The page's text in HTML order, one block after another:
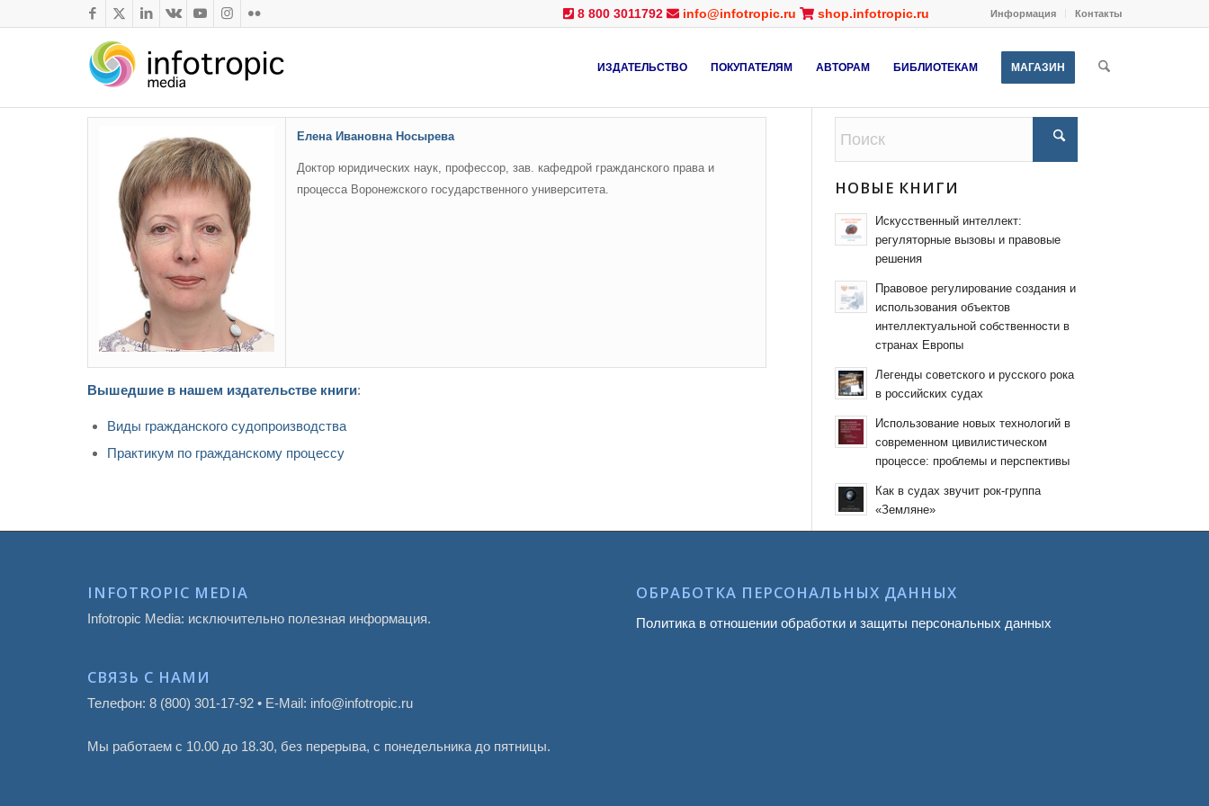
Информация Контакты
8 800 3011792 info@infotropic.ru shop.infotropic.ru
ИЗДАТЕЛЬСТВО ПОКУПАТЕЛЯМ АВТОРАМ БИБЛИОТЕКАМ МАГАЗИН
Елена Ивановна Носырева
Доктор юридических наук, профессор, зав. кафедрой гражданского права и
процесса Воронежского государственного университета.
Вышедшие в нашем издательстве книги:
Виды гражданского судопроизводства
Практикум по гражданскому процессу
НОВЫЕ КНИГИ
Искусственный интеллект:
регуляторные вызовы и правовые
решения
Правовое регулирование создания и
использования объектов
интеллектуальной собственности в
странах Европы
Легенды советского и русского рока
в российских судах
Использование новых технологий в
современном цивилистическом
процессе: проблемы и перспективы
Как в судах звучит рок-группа
«Земляне»
INFOTROPIC MEDIA
Infotropic Media: исключительно полезная информация.
СВЯЗЬ С НАМИ
Телефон: 8 (800) 301-17-92 • E-Mail: info@infotropic.ru
Мы работаем с 10.00 до 18.30, без перерыва, с понедельника до пятницы.
ОБРАБОТКА ПЕРСОНАЛЬНЫХ ДАННЫХ
Политика в отношении обработки и защиты персональных данных